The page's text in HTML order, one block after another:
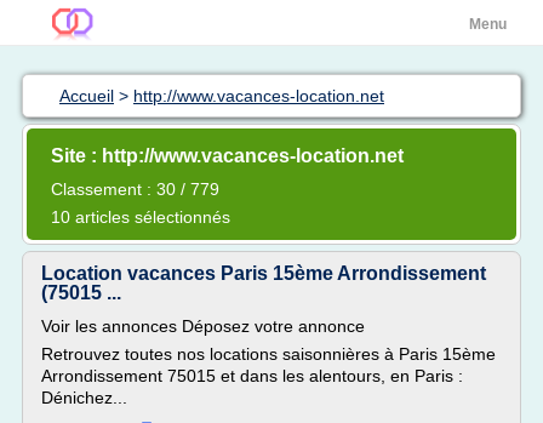
Menu
Accueil > http://www.vacances-location.net
Site : http://www.vacances-location.net
Classement : 30 / 779
10 articles sélectionnés
Location vacances Paris 15ème Arrondissement
(75015 ...
Voir les annonces Déposez votre annonce
Retrouvez toutes nos locations saisonnières à Paris 15ème
Arrondissement 75015 et dans les alentours, en Paris :
Dénichez...